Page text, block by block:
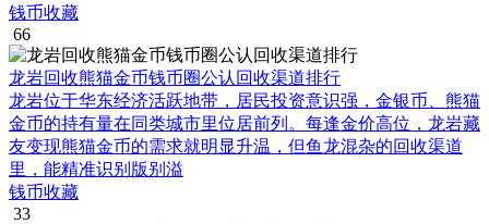
钱币收藏
66
龙岩回收熊猫金币钱币圈公认回收渠道排行
龙岩位于华东经济活跃地带，居民投资意识强，金银币、熊猫
金币的持有量在同类城市里位居前列。每逢金价高位，龙岩藏
友变现熊猫金币的需求就明显升温，但鱼龙混杂的回收渠道
里，能精准识别版别溢
钱币收藏
33